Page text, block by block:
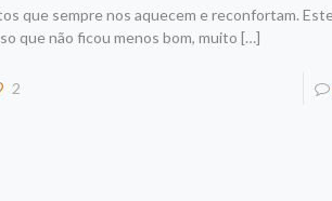
que sempre nos aquecem e reconfortam.
que não ficou menos bom, muito […]
2